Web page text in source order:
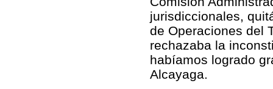
jurisdiccionales,
de Operaciones del
rechazaba la
habíamos logrado
Alcayaga.